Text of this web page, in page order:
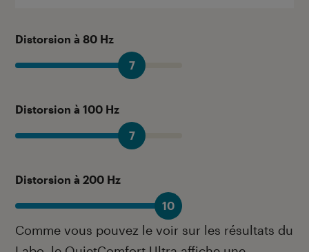
Distorsion à 80 Hz
7
Distorsion à 100 Hz
7
Distorsion à 200 Hz
10
Comme vous pouvez le voir sur les résultats du